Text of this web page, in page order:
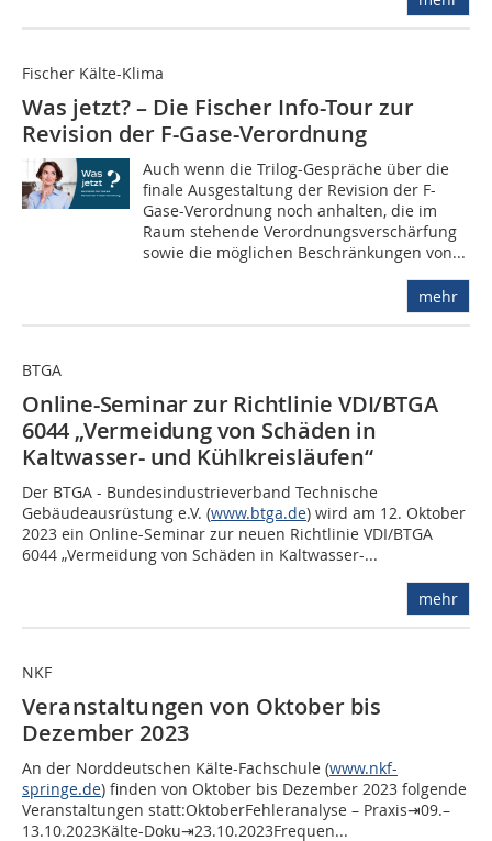
Fischer Kälte-Klima
Was jetzt? – Die Fischer Info-Tour zur
Revision der F-Gase-Verordnung
Auch wenn die Trilog-Gespräche über die
finale Ausgestaltung der Revision der F-
Gase-Verordnung noch anhalten, die im
Raum stehende Verordnungsverschärfung
sowie die möglichen Beschränkungen von...
mehr
BTGA
Online-Seminar zur Richt­linie VDI/BTGA
6044 „Vermei­dung von Schäden in
Kaltwasser- und Kühlkreisläufen“
Der BTGA - Bundesindustrieverband Technische
Gebäudeausrüstung e.V. (www.btga.de) wird am 12. Oktober
2023 ein Online-Seminar zur neuen Richtlinie VDI/BTGA
6044 „Vermeidung von Schäden in Kaltwasser-...
mehr
NKF
Veranstaltungen von Oktober bis
Dezember 2023
An der Norddeutschen Kälte-Fachschule (www.nkf-
springe.de) ­finden von Oktober bis Dezember 2023 folgende
Veranstaltungen statt:OktoberFehleranalyse – Praxis⇥09.–
13.10.2023Kälte-Doku⇥23.10.2023Frequen...